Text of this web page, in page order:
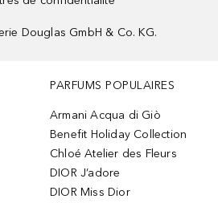
Douglas GmbH & Co. KG.
PARFUMS POPULAIRES
Armani Acqua di Giò
Benefit Holiday Collection
Chloé Atelier des Fleurs
DIOR J’adore
DIOR Miss Dior